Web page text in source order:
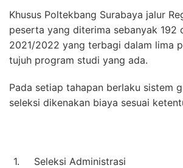
Khusus Poltekbang Surabaya jalur
peserta yang diterima sebanyak 192
2021/2022 yang terbagi dalam lima
tujuh program studi yang ada.
Pada setiap tahapan berlaku sistem
seleksi dikenakan biaya sesuai
1.
Seleksi Administrasi